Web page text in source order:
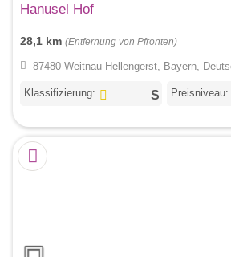
Hanusel Hof
28,1 km (Entfernung von Pfronten)
87480 Weitnau-Hellengerst, Bayern,
Klassifizierung: Preisniveau: